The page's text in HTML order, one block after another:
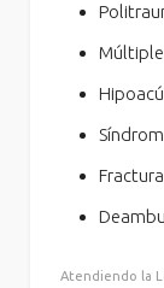
Atendiendo la